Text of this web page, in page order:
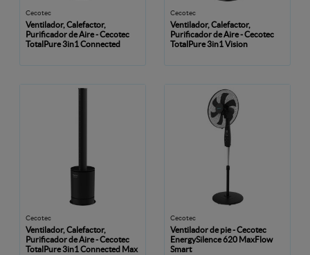
Cecotec
Ventilador, Calefactor,
Purificador de Aire - Cecotec
TotalPure 3in1 Connected
Cecotec
Ventilador, Calefactor,
Purificador de Aire - Cecotec
TotalPure 3in1 Vision
Cecotec
Ventilador, Calefactor,
Purificador de Aire - Cecotec
TotalPure 3in1 Connected Max
Cecotec
Ventilador de pie - Cecotec
EnergySilence 620 MaxFlow
Smart